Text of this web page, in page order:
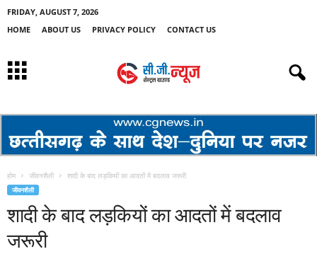
FRIDAY, AUGUST 7, 2026
HOME
ABOUT US PRIVACY POLICY CONTACT US
होम जीवनशैली शादी के बाद लड़कियों का आदतों में बदलाव जरूरी
जीवनशैली
शादी के बाद लड़कियों का आदतों में बदलाव
जरूरी